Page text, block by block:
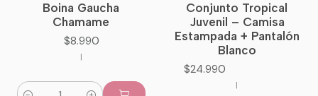
NuevoBoina Gaucha
Chamame
$8.990
|
Conjunto Tropical
Juvenil – Camisa
Estampada + Pantalón
Blanco
$24.990
|